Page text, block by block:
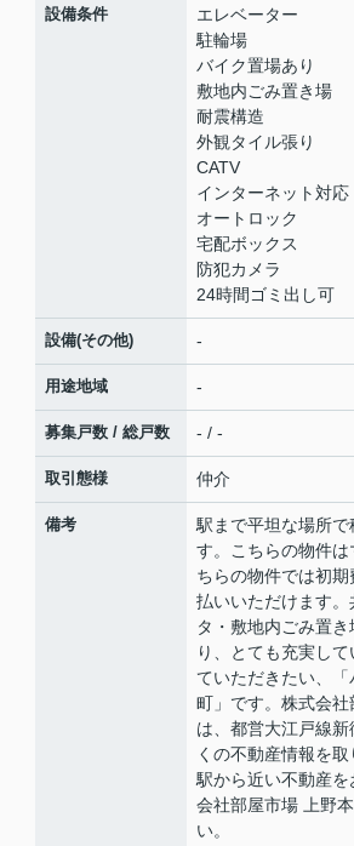
設備条件
エレベーター
駐輪場
バイク置場あり
敷地内ごみ置き場
耐震構造
外観タイル張り
CATV
インターネット対応
オートロック
宅配ボックス
防犯カメラ
24時間ゴミ出し可
設備(その他) -
用途地域 -
募集戸数 / 総戸数 - / -
取引態様 仲介
備考
駅まで平坦な場所
す。こちらの物件は
ちらの物件では初
払いいただけます
タ・敷地内ごみ置
り、とても充実し
ていただきたい、
町」です。株式会
は、都営大江戸線
くの不動産情報を取
駅から近い不動産
会社部屋市場 上野
い。